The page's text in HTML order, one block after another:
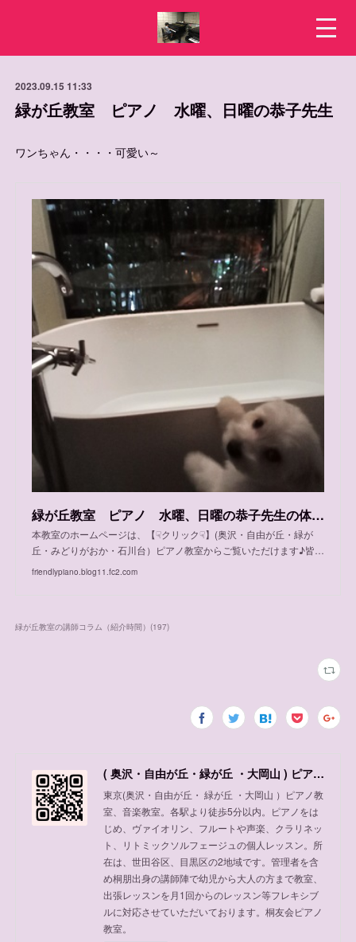
2023.09.15 11:33
緑が丘教室 ピアノ 水曜、日曜の恭子先生
ワンちゃん・・・・可愛い～
緑が丘教室 ピアノ 水曜、日曜の恭子先生の体験可能日程
本教室のホームページは、【☟クリック☟】(奥沢・自由が丘・緑が
丘・みどりがおか・石川台）ピアノ教室からご覧いただけます♪皆…
friendlypiano.blog11.fc2.com
緑が丘教室の講師コラム（紹介時間） (197)
( 奥沢・自由が丘・緑が丘 ・大岡山 ) ピアノ教室、音楽教室
東京(奥沢・自由が丘・ 緑が丘 ・大岡山 ）ピアノ教
室、音楽教室。各駅より徒歩5分以内。ピアノをは
じめ、ヴァイオリン、フルートや声楽、クラリネッ
ト、リトミックソルフェージュの個人レッスン。所
在は、世田谷区、目黒区の2地域です。管理者を含
め桐朋出身の講師陣で幼児から大人の方まで教室、
出張レッスンを月1回からのレッスン等フレキシブ
ルに対応させていただいております。桐友会ピアノ
教室。